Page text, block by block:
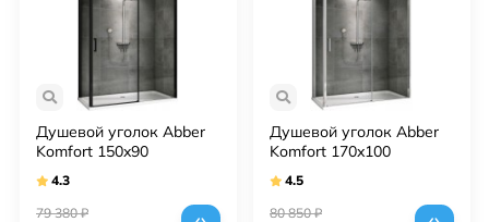
Душевой уголок Abber
Komfort 150x90
профиль Черный стекло
прозрачное
4.3
79 380₽
Душевой уголок Abber
Komfort 170x100
Хром стекло
прозрачное
4.5
80 850₽